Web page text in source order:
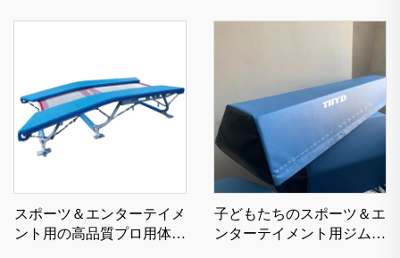
スポーツ＆エンターテイメ
ント用の高品質プロ用体操
子どもたちのスポーツ＆エ
ンターテイメント用ジムナ